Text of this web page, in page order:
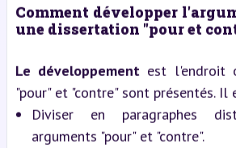
Comment développer
une dissertation "pour et
Le développementest l'endroit
"pour" et "contre" sont présentés.
Diviser en paragraphes
arguments "pour" et "contre".